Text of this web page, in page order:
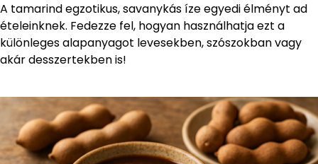
A tamarind egzotikus, savanykás íze egyedi élményt ad
ételeinknek. Fedezze fel, hogyan használhatja ezt a
különleges alapanyagot levesekben, szószokban vagy
akár desszertekben is!